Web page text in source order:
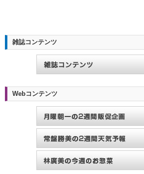
雑誌コンテンツ
Webコンテンツ